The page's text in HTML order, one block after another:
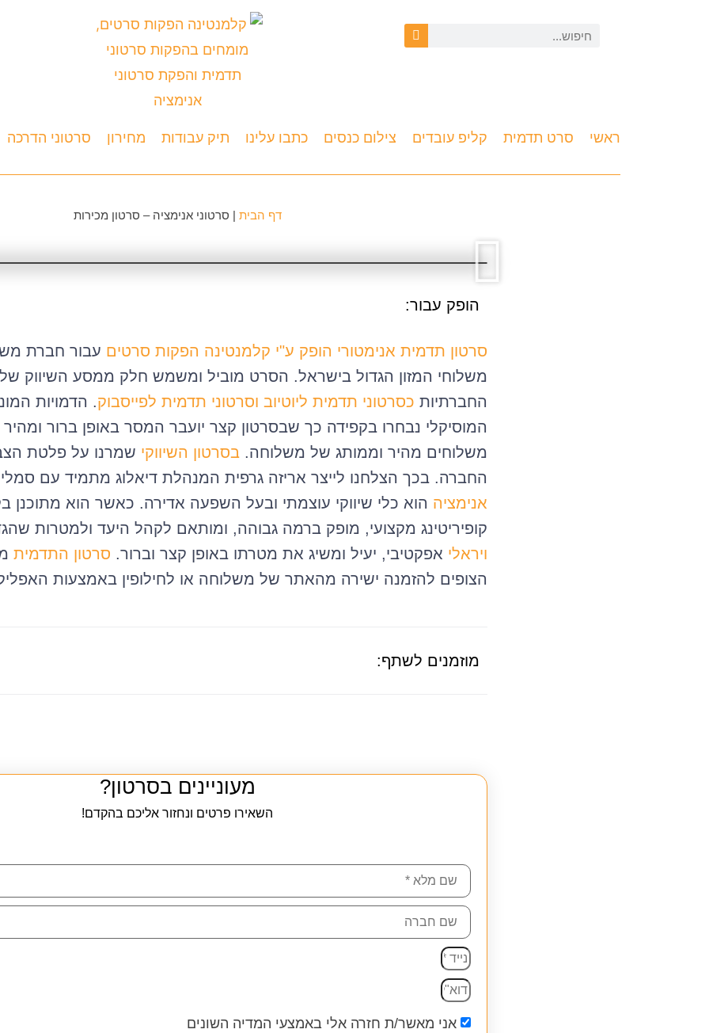
ראשי סרט תדמית קליפ עובדים צילום כנסים כתבו עלינו תיק עבודות מחירון סרטוני הדרכה
דף הבית | סרטוני אנימציה – סרטון מכירות
הופק עבור:
סרטון תדמית אנימטורי הופק ע"י קלמנטינה הפקות סרטים עבור חברת
משלוחי המזון הגדול בישראל. הסרט מוביל ומשמש חלק ממסע השיווק
החברתיות כסרטוני תדמית ליוטיוב וסרטוני תדמית לפייסבוק. הדמויות
המוסיקלי נבחרו בקפידה כך שבסרטון קצר יועבר המסר באופן ברור
משלוחים מהיר וממותג של משלוחה. בסרטון השיווקי שמרנו על פלטת
החברה. בכך הצלחנו לייצר אריזה גרפית המנהלת דיאלוג מתמיד עם
אנימציה הוא כלי שיווקי עוצמתי ובעל השפעה אדירה. כאשר הוא מתוכנן
קופיריטינג מקצועי, מופק ברמה גבוהה, ומותאם לקהל היעד ולמטרות
ויראלי אפקטיבי, יעיל ומשיג את מטרתו באופן קצר וברור. סרטון התדמית
הצופים להזמנה ישירה מהאתר של משלוחה או לחילופין באמצעות
מוזמנים לשתף:
מעוניינים בסרטון?
השאירו פרטים ונחזור אליכם בהקדם!
אני מאשר/ת חזרה אלי באמצעי המדיה השונים